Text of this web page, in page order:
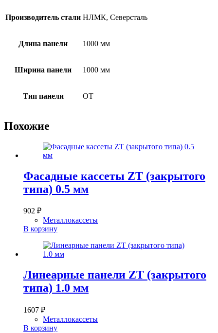
Производитель стали НЛМК, Северсталь
Длина панели 1000 мм
Ширина панели 1000 мм
Тип панели OT
Похожие
Фасадные кассеты ZT (закрытого
типа) 0.5 мм
902 ₽
Металлокассеты
В корзину
Линеарные панели ZT (закрытого
типа) 1.0 мм
1607 ₽
Металлокассеты
В корзину